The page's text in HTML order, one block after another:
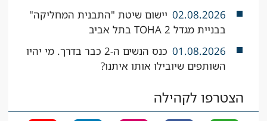
02.08.2026 יישום שיטת "התבנית המחליקה"
בבניית מגדל TOHA 2 בתל אביב
01.08.2026
כנס הנשים ה-2 כבר בדרך. מי יהיו
השותפים שיובילו אותו איתנו?
הצטרפו לקהילה